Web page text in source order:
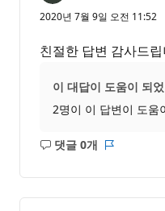
2020년 7월 9일 오전 11:52
친절한 답변 감사드
이 대답이 도움이 되
2명이 이 답변이 도움
댓글 0개
설
음